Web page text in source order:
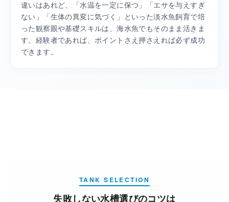
違いはあれど、「水温を一定に保つ」「エサを与えすぎ
ない」「生体の異変に気づく」といった淡水魚飼育で培
った観察眼や基礎スキルは、海水魚でもそのまま活きま
す。経験者であれば、ポイントさえ押さえれば必ず成功
できます。
TANK SELECTION
失敗しない水槽選びのコツは